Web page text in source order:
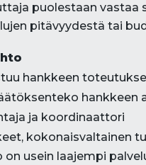
puolestaan
pitävyydestä tai
hankkeen
hankkeen
ja koordinaattori
kokonaisvaltainen
usein laajempi